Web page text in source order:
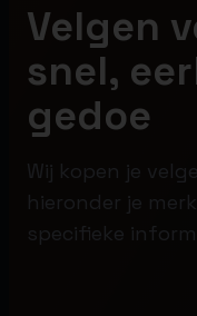
Velgen
snel,
gedoe
Wij kopen je
hieronder je
specifieke